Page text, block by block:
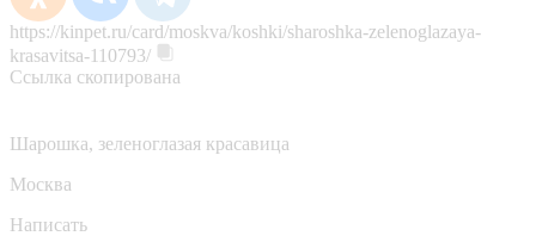
https://kinpet.ru/card/moskva/koshki/sharoshka-zelenoglazaya-
krasavitsa-110793/
Ссылка скопирована
Шарошка, зеленоглазая красавица
Москва
Написать